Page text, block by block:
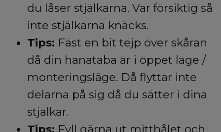
du låser stjälkarna. Var försiktig så
inte stjälkarna knäcks.
Tips: Fäst en bit tejp över skåran
då din hanataba är i öppet läge /
monteringsläge. Då flyttar inte
delarna på sig då du sätter i dina
stjälkar.
Tips: Fyll gärna ut mitthålet och